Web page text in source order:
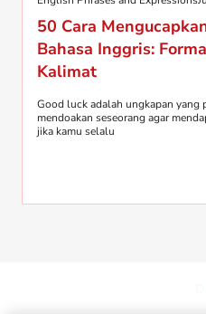
50 Cara
Bahasa Inggris:
Kalimat
Good luck adalah ungkapan
mendoakan seseorang agar
jika kamu selalu